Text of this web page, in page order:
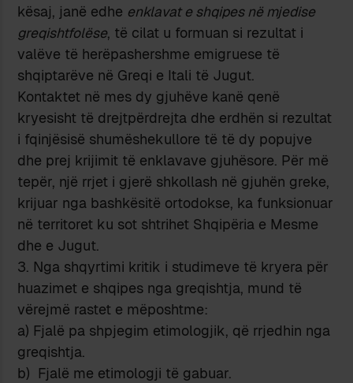
kësaj, janë edhe enklavat e shqipes në mjedise
greqishtfolëse, të cilat u formuan si rezultat i
valëve të herëpashershme emigruese të
shqiptarëve në Greqi e Itali të Jugut.
Kontaktet në mes dy gjuhëve kanë qenë
kryesisht të drejtpërdrejta dhe erdhën si rezultat
i fqinjësisë shumëshekullore të të dy popujve
dhe prej krijimit të enklavave gjuhësore. Për më
tepër, një rrjet i gjerë shkollash në gjuhën greke,
krijuar nga bashkësitë ortodokse, ka funksionuar
në territoret ku sot shtrihet Shqipëria e Mesme
dhe e Jugut.
3. Nga shqyrtimi kritik i studimeve të kryera për
huazimet e shqipes nga greqishtja, mund të
vërejmë rastet e mëposhtme:
a) Fjalë pa shpjegim etimologjik, që rrjedhin nga
greqishtja.
b) Fjalë me etimologji të gabuar.